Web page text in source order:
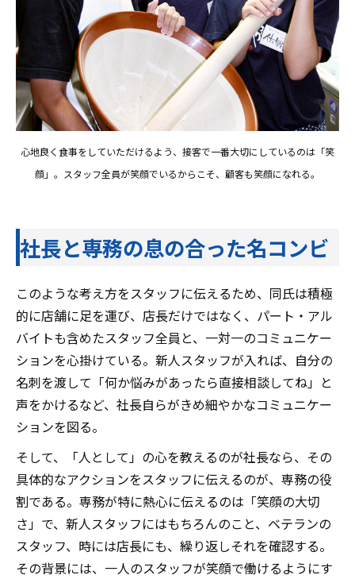
心地良く食事をしていただけるよう、接客で一番大切にしているのは「笑
顔」。スタッフ全員が笑顔でいるからこそ、顧客も笑顔になれる。
社長と専務の息の合った名コンビ
このような考え方をスタッフに伝えるため、同氏は積極
的に店舗に足を運び、店長だけではなく、パート・アル
バイトも含めたスタッフ全員と、一対一のコミュニケー
ションを心掛けている。新人スタッフが入れば、自分の
名刺を渡して「何か悩みがあったら直接相談してね」と
声をかけるなど、社長自らがきめ細やかなコミュニケー
ションを図る。
そして、「人として」の心を教えるのが社長なら、その
具体的なアクションをスタッフに伝えるのが、専務の役
割である。専務が特に熱心に伝えるのは「笑顔の大切
さ」で、新人スタッフにはもちろんのこと、ベテランの
スタッフ、時には店長にも、繰り返しそれを確認する。
その背景には、一人のスタッフが笑顔で働けるようにす